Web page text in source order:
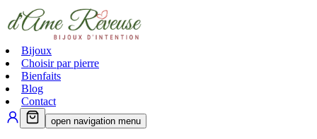
Bijoux
Choisir par pierre
Bienfaits
Blog
Contact
open navigation menu